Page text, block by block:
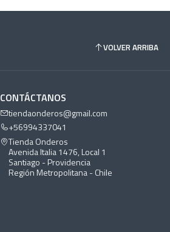
VOLVER ARRIBA
CONTÁCTANOS
tiendaonderos@gmail.com
+56994337041
Tienda Onderos
Avenida Italia 1476, Local 1
Santiago - Providencia
Región Metropolitana - Chile